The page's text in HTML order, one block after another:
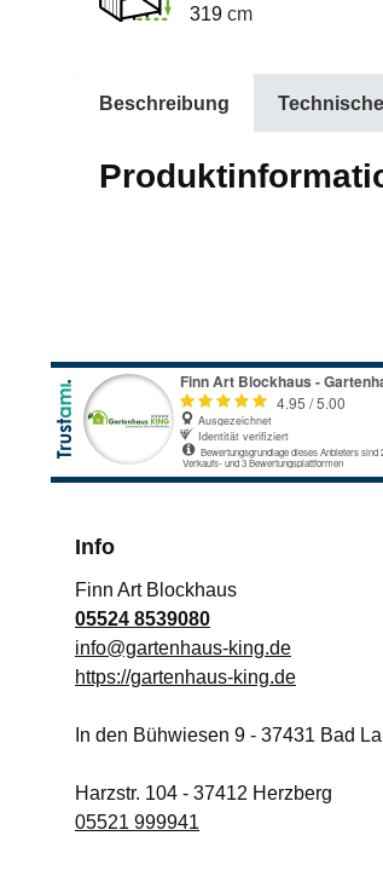
319 cm
Beschreibung
Info
Finn Art Blockhaus
05524 8539080
info@gartenhaus-king.de
https://gartenhaus-king.de
In den Bühwiesen 9 - 37431 Bad
Harzstr. 104 - 37412 Herzberg
05521 999941